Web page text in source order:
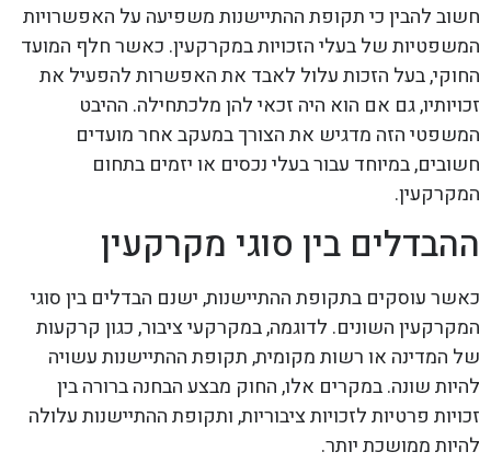
חשוב להבין כי תקופת ההתיישנות משפיעה על האפשרויות
המשפטיות של בעלי הזכויות במקרקעין. כאשר חלף המועד
החוקי, בעל הזכות עלול לאבד את האפשרות להפעיל את
זכויותיו, גם אם הוא היה זכאי להן מלכתחילה. ההיבט
המשפטי הזה מדגיש את הצורך במעקב אחר מועדים
חשובים, במיוחד עבור בעלי נכסים או יזמים בתחום
המקרקעין.
ההבדלים בין סוגי מקרקעין
כאשר עוסקים בתקופת ההתיישנות, ישנם הבדלים בין סוגי
המקרקעין השונים. לדוגמה, במקרקעי ציבור, כגון קרקעות
של המדינה או רשות מקומית, תקופת ההתיישנות עשויה
להיות שונה. במקרים אלו, החוק מבצע הבחנה ברורה בין
זכויות פרטיות לזכויות ציבוריות, ותקופת ההתיישנות עלולה
להיות ממושכת יותר.